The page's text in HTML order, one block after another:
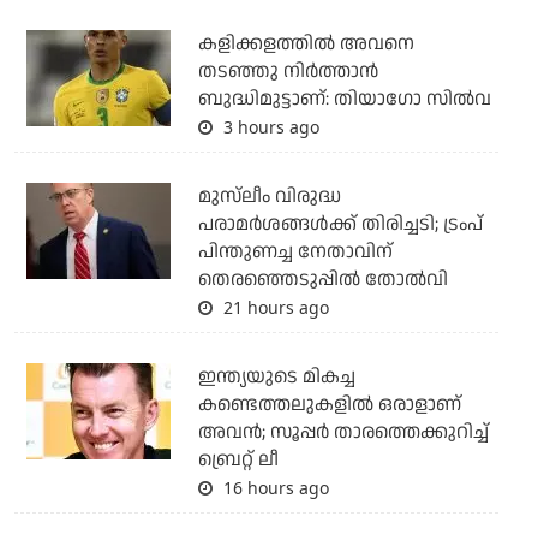
കളിക്കളത്തില്‍ അവനെ
തടഞ്ഞു നിര്‍ത്താന്‍
ബുദ്ധിമുട്ടാണ്: തിയാഗോ സില്‍വ
3 hours ago
മുസ്‌ലീം വിരുദ്ധ
പരാമര്‍ശങ്ങള്‍ക്ക് തിരിച്ചടി; ട്രംപ്
പിന്തുണച്ച നേതാവിന്
തെരഞ്ഞെടുപ്പില്‍ തോല്‍വി
21 hours ago
ഇന്ത്യയുടെ മികച്ച
കണ്ടെത്തലുകളില്‍ ഒരാളാണ്
അവന്‍; സൂപ്പര്‍ താരത്തെക്കുറിച്ച്
ബ്രെറ്റ് ലീ
16 hours ago